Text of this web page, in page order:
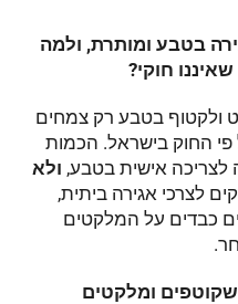
בטבע ומותרת, ולמה
חוקי?
ולקטוף בטבע רק צמחים
פי החוק בישראל. הכמות
לצריכה אישית בטבע, ולא
לצרכי אגירה ביתית,
כבדים על המלקטים
ומלקטים